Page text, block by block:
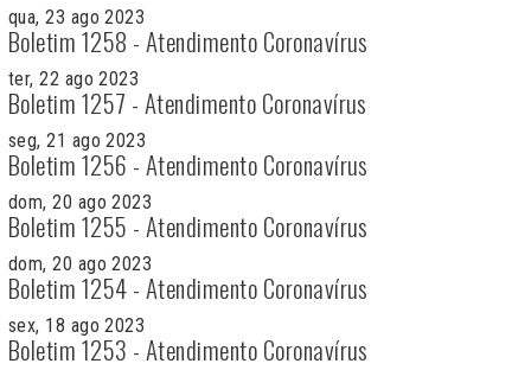
qua, 23 ago 2023
Boletim 1258 - Atendimento Coronavírus
ter, 22 ago 2023
Boletim 1257 - Atendimento Coronavírus
seg, 21 ago 2023
Boletim 1256 - Atendimento Coronavírus
dom, 20 ago 2023
Boletim 1255 - Atendimento Coronavírus
dom, 20 ago 2023
Boletim 1254 - Atendimento Coronavírus
sex, 18 ago 2023
Boletim 1253 - Atendimento Coronavírus